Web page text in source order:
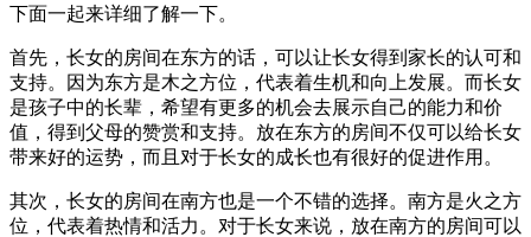
下面一起来详细了解一下。
首先，长女的房间在东方的话，可以让长女得到家长的认可和
支持。因为东方是木之方位，代表着生机和向上发展。而长女
是孩子中的长辈，希望有更多的机会去展示自己的能力和价
值，得到父母的赞赏和支持。放在东方的房间不仅可以给长女
带来好的运势，而且对于长女的成长也有很好的促进作用。
其次，长女的房间在南方也是一个不错的选择。南方是火之方
位，代表着热情和活力。对于长女来说，放在南方的房间可以